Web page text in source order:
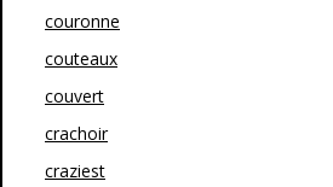
couronne
couteaux
couvert
crachoir
craziest